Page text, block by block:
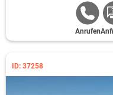
Anrufen
ID: 37258